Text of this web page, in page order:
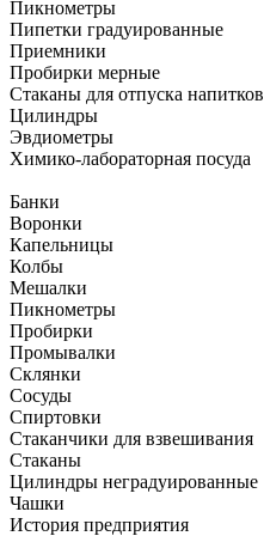
Пикнометры
Пипетки градуированные
Приемники
Пробирки мерные
Стаканы для отпуска напитков
Цилиндры
Эвдиометры
Химико-лабораторная посуда
Банки
Воронки
Капельницы
Колбы
Мешалки
Пикнометры
Пробирки
Промывалки
Склянки
Сосуды
Спиртовки
Стаканчики для взвешивания
Стаканы
Цилиндры неградуированные
Чашки
История предприятия